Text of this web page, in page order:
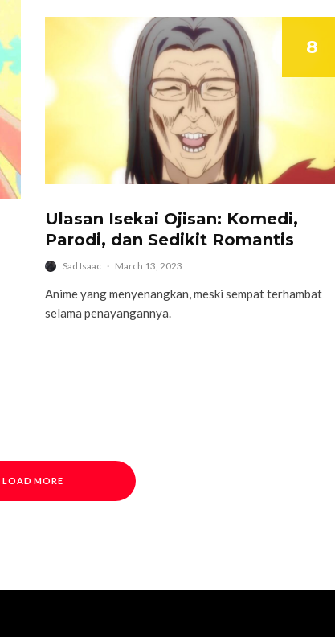
8
Ulasan Isekai Ojisan: Komedi,
Parodi, dan Sedikit Romantis
Sad Isaac · March 13, 2023
Anime yang menyenangkan, meski sempat terhambat
selama penayangannya.
LOAD MORE